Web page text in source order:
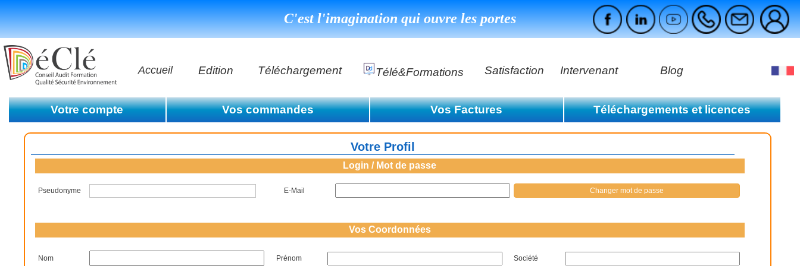
C'est l'imagination qui ouvre les portes
Accueil Edition
Les vidéos
DéClé Excellence Opérationnel Formation
DéClé Excellence Opérationnel Audit
Les livres
Téléchargement Télé&formations Satisfaction
Références
Témoignages
Intervenant Blog
Votre compte
Editer les informations de votre compte
Supprimer votre compte
Vos commandes
Votre historique de commande
Vos Factures
Consulter la liste des factures à payer
Consulter la liste des factures réglées
Téléchargements et licences
Consulter la liste des licences
Espace téléchargement
Votre Profil
Login / Mot de passe
Pseudonyme E-Mail Changer mot de passe
Vos Coordonnées
Nom Société
Prénom